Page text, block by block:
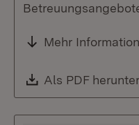
Mehr
Download:
Als PDF